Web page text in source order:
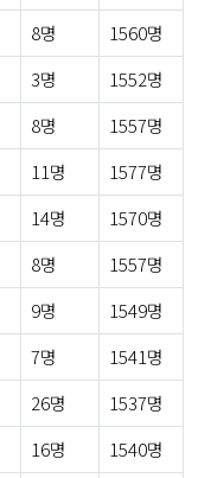
8명
1560명
3명
1552명
8명
1557명
11명
1577명
14명
1570명
8명
1557명
9명
1549명
7명
1541명
26명
1537명
16명
1540명